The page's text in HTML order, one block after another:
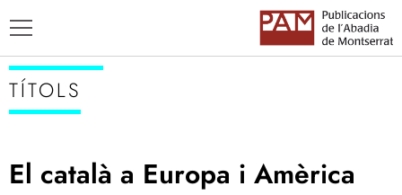
TÍTOLS
El català a Europa i Amèrica